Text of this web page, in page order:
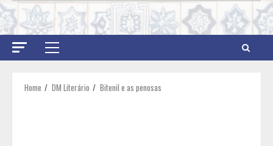
Primary
Home DM Literário Bitenil e as penosas